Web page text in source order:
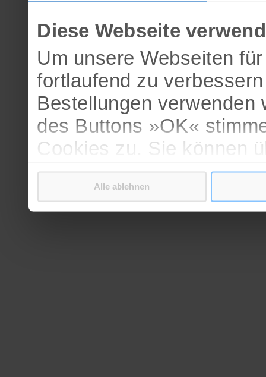
Diese Webseite
Um unsere Webseiten
fortlaufend zu
Bestellungen
des Buttons »OK«
Cookies zu. Sie können
verschiedenen Cookies
bestätigen.
Weitere Informationen
Alle ablehnen